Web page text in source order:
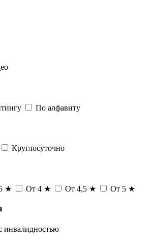
По алфавиту
Круглосуточно
★ От 4 ★ От 4,5 ★ От 5 ★
инвалидностью